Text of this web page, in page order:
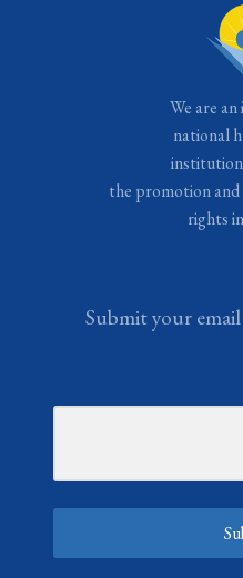
We are
national
the promotion
rights
Submit your